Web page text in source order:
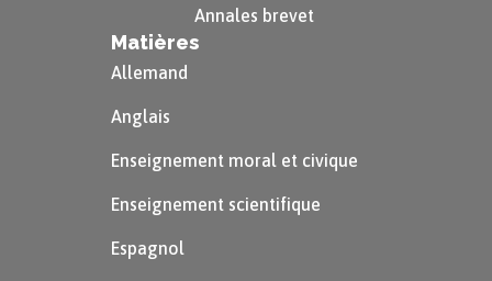
Annales brevet
Matières
Allemand
Anglais
Enseignement moral et civique
Enseignement scientifique
Espagnol